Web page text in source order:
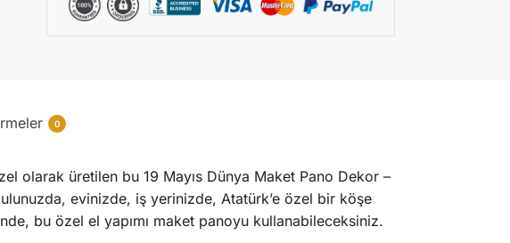
0
olarak üretilen bu 19 Mayıs Dünya Maket Pano Dekor –
evinizde, iş yerinizde, Atatürk’e özel bir köşe
bu özel el yapımı maket panoyu kullanabileceksiniz.